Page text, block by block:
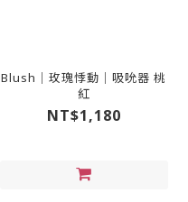
Blush｜玫瑰悸動｜吸吮器 桃
紅
NT$1,180